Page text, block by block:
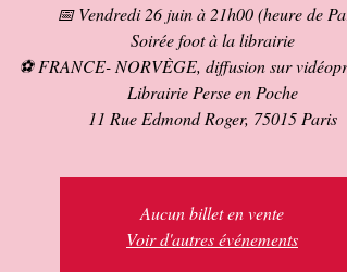
📅 Vendredi 26 juin à 21h00 (heure de
Soirée foot à la librairie
⚽ FRANCE- NORVÈGE, diffusion sur
Librairie Perse en Poche
11 Rue Edmond Roger, 75015 Paris
Aucun billet en vente
Voir d'autres événements